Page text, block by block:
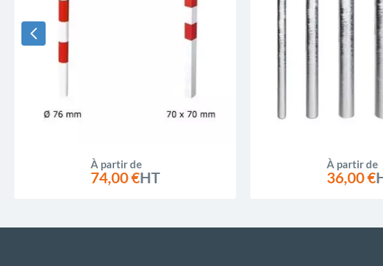
À partir de
74,00 €HT
À partir de
36,00 €